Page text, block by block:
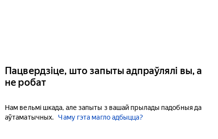
Пацвердзіце, што запыты адпраўлялі вы, а
не робат
Нам вельмі шкада, але запыты з вашай прылады падобныя да
аўтаматычных.
Чаму гэта магло адбыцца?